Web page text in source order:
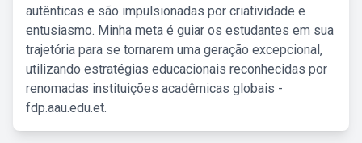
autênticas e são impulsionadas por criatividade e
entusiasmo. Minha meta é guiar os estudantes em sua
trajetória para se tornarem uma geração excepcional,
utilizando estratégias educacionais reconhecidas por
renomadas instituições acadêmicas globais -
fdp.aau.edu.et.